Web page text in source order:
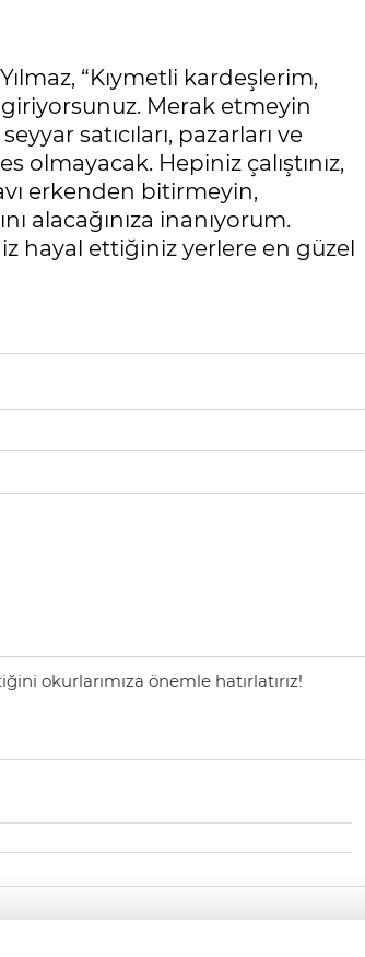
“Kıymetli kardeşlerim,
Merak etmeyin
satıcıları, pazarları ve
olmayacak. Hepiniz çalıştınız,
erkenden bitirmeyin,
alacağınıza inanıyorum.
hayal ettiğiniz yerlere en güzel
okurlarımıza önemle hatırlatırız!